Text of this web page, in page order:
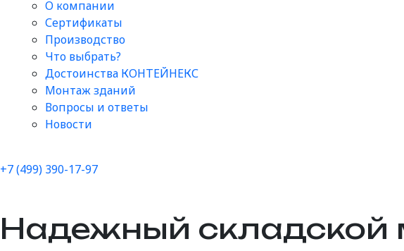
О компании
Сертификаты
Производство
Что выбрать?
Достоинства КОНТЕЙНЕКС
Монтаж зданий
Вопросы и ответы​
Новости
+7 (499) 390-17-97
Надежный складской